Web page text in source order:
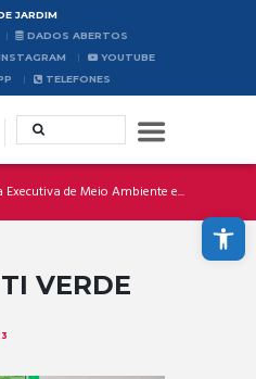
Abrir a barra de ferramentas
JARDIM
DADOS ABERTOS
YOUTUBE
TELEFONES
Executiva de Meio Ambiente e...
VERDE